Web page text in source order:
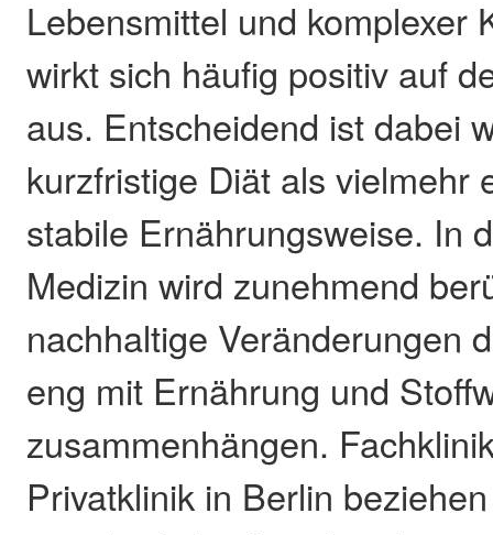
Lebensmittel und komplexer
wirkt sich häufig positiv auf
aus. Entscheidend ist dabei
kurzfristige Diät als vielmehr
stabile Ernährungsweise. In
Medizin wird zunehmend
nachhaltige Veränderungen
eng mit Ernährung und
zusammenhängen.
Privatklinik in Berlin